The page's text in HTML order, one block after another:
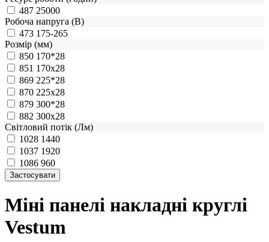
487 25000
Робоча напруга (В)
473 175-265
Розмір (мм)
850 170*28
851 170x28
869 225*28
870 225x28
879 300*28
882 300x28
Світловий потік (Лм)
1028 1440
1037 1920
1086 960
Міні панелі накладні круглі
Vestum